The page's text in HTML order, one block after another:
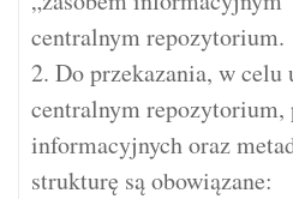
centralnym repozytorium.
2. Do przekazania, w celu
centralnym repozytorium,
informacyjnych oraz
strukturę są obowiązane: